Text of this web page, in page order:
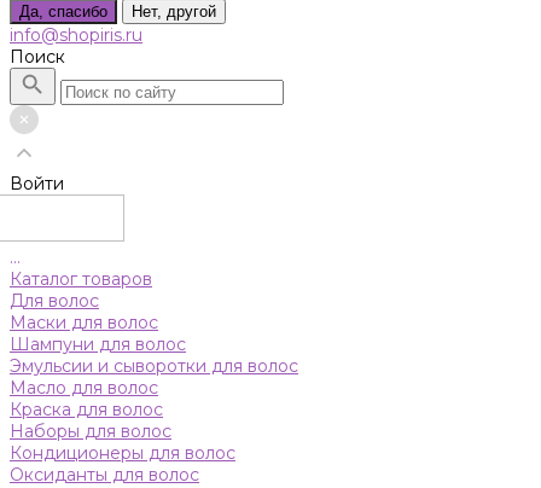
Да, спасибо Нет, другой
info@shopiris.ru
Поиск
Войти
...
Каталог товаров
Для волос
Маски для волос
Шампуни для волос
Эмульсии и сыворотки для волос
Масло для волос
Краска для волос
Наборы для волос
Кондиционеры для волос
Оксиданты для волос